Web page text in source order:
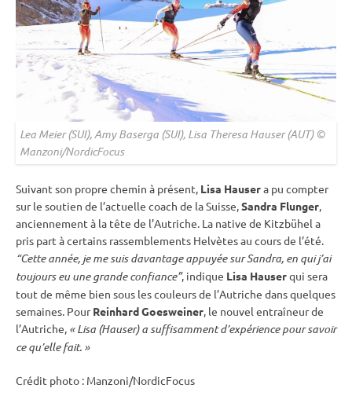
Lea Meier (SUI), Amy Baserga (SUI), Lisa Theresa Hauser (AUT) ©
Manzoni/NordicFocus
Suivant son propre chemin à présent, Lisa Hausera pu compter
sur le soutien de l’actuelle coach de la Suisse,Sandra Flunger,
anciennement à la tête de l’Autriche. La native de Kitzbühel a
pris part à certains rassemblements Helvètes au cours de l’été.
“Cette année, je me suis davantage appuyée sur Sandra, en qui j’ai
toujours eu une grande confiance”, indique Lisa Hauserqui sera
tout de même bien sous les couleurs de l’Autriche dans quelques
semaines. PourReinhard Goesweiner, le nouvel entraîneur de
l’Autriche, « Lisa (Hauser) a suffisamment d’expérience pour savoir
ce qu’elle fait. »
Crédit photo : Manzoni/NordicFocus